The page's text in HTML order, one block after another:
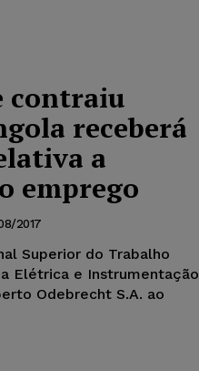
contraiu
receberá
a
emprego
2017
Superior do Trabalho
Elétrica e Instrumentação
Odebrecht S.A. ao